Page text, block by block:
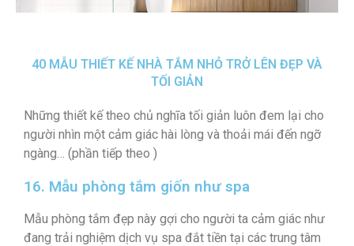
40 MẪU THIẾT KẾ NHÀ TẮM NHỎ TRỞ LÊN ĐẸP VÀ
TỐI GIẢN
Những thiết kế theo chủ nghĩa tối giản luôn đem lại cho
người nhìn một cảm giác hài lòng và thoải mái đến ngỡ
ngàng… (phần tiếp theo )
16. Mẫu phòng tắm giốn như spa
Mẫu phòng tắm đẹp này gợi cho người ta cảm giác như
đang trải nghiệm dịch vụ spa đắt tiền tại các trung tâm